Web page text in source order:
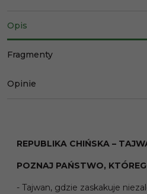
Opis
Fragmenty
Opinie
REPUBLIKA CHIŃSKA –
POZNAJ PAŃSTWO,
- Tajwan, gdzie zaskakuje